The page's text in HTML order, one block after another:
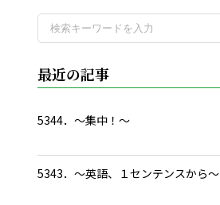
最近の記事
5344．～集中！〜
5343．～英語、１センテンスから〜